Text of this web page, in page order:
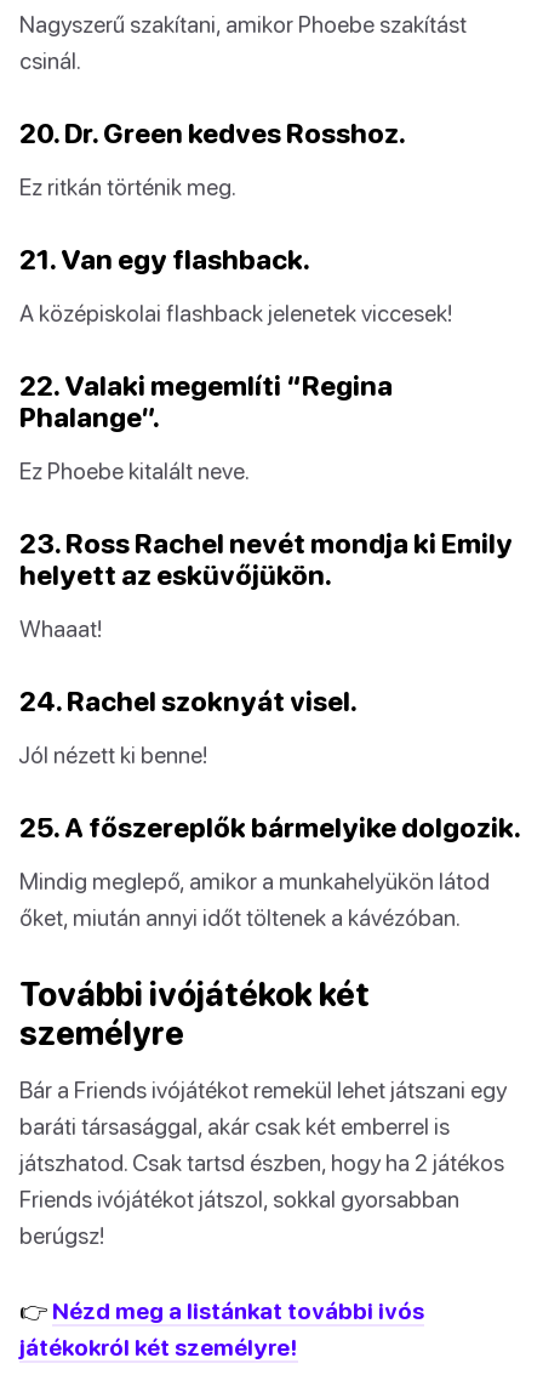
Nagyszerű szakítani, amikor Phoebe szakítást
csinál.
20. Dr. Green kedves Rosshoz.
Ez ritkán történik meg.
21. Van egy flashback.
A középiskolai flashback jelenetek viccesek!
22. Valaki megemlíti “Regina
Phalange”.
Ez Phoebe kitalált neve.
23. Ross Rachel nevét mondja ki Emily
helyett az esküvőjükön.
Whaaat!
24. Rachel szoknyát visel.
Jól nézett ki benne!
25. A főszereplők bármelyike dolgozik.
Mindig meglepő, amikor a munkahelyükön látod
őket, miután annyi időt töltenek a kávézóban.
További ivójátékok két
személyre
Bár a Friends ivójátékot remekül lehet játszani egy
baráti társasággal, akár csak két emberrel is
játszhatod. Csak tartsd észben, hogy ha 2 játékos
Friends ivójátékot játszol, sokkal gyorsabban
berúgsz!
👉 Nézd meg a listánkat további ivós
játékokról két személyre!